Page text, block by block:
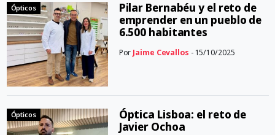
Ópticos
Pilar Bernabéu y el reto de
emprender en un pueblo de
6.500 habitantes
Por Jaime Cevallos - 15/10/2025
Ópticos
Óptica Lisboa: el reto de
Javier Ochoa